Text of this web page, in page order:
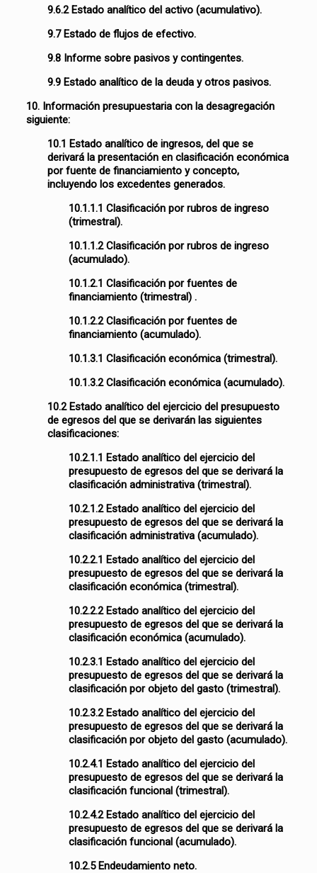
9.6.2 Estado analítico del activo (acumulativo).
9.7 Estado de flujos de efectivo.
9.8 Informe sobre pasivos y contingentes.
9.9 Estado analítico de la deuda y otros pasivos.
10. Información presupuestaria con la desagregación
siguiente:
10.1 Estado analítico de ingresos, del que se
derivará la presentación en clasificación económica
por fuente de financiamiento y concepto,
incluyendo los excedentes generados.
10.1.1.1 Clasificación por rubros de ingreso
(trimestral).
10.1.1.2 Clasificación por rubros de ingreso
(acumulado).
10.1.2.1 Clasificación por fuentes de
financiamiento (trimestral) .
10.1.2.2 Clasificación por fuentes de
financiamiento (acumulado).
10.1.3.1 Clasificación económica (trimestral).
10.1.3.2 Clasificación económica (acumulado).
10.2 Estado analítico del ejercicio del presupuesto
de egresos del que se derivarán las siguientes
clasificaciones:
10.2.1.1 Estado analítico del ejercicio del
presupuesto de egresos del que se derivará la
clasificación administrativa (trimestral).
10.2.1.2 Estado analítico del ejercicio del
presupuesto de egresos del que se derivará la
clasificación administrativa (acumulado).
10.2.2.1 Estado analítico del ejercicio del
presupuesto de egresos del que se derivará la
clasificación económica (trimestral).
10.2.2.2 Estado analítico del ejercicio del
presupuesto de egresos del que se derivará la
clasificación económica (acumulado).
10.2.3.1 Estado analítico del ejercicio del
presupuesto de egresos del que se derivará la
clasificación por objeto del gasto (trimestral).
10.2.3.2 Estado analítico del ejercicio del
presupuesto de egresos del que se derivará la
clasificación por objeto del gasto (acumulado).
10.2.4.1 Estado analítico del ejercicio del
presupuesto de egresos del que se derivará la
clasificación funcional (trimestral).
10.2.4.2 Estado analítico del ejercicio del
presupuesto de egresos del que se derivará la
clasificación funcional (acumulado).
10.2.5 Endeudamiento neto.